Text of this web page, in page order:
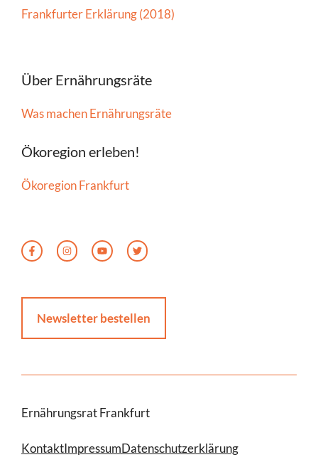
Frankfurter Erklärung (2018)
Über Ernährungsräte
Was machen Ernährungsräte
Ökoregion erleben!
Ökoregion Frankfurt
Newsletter bestellen
Ernährungsrat Frankfurt
KontaktImpressumDatenschutzerklärung